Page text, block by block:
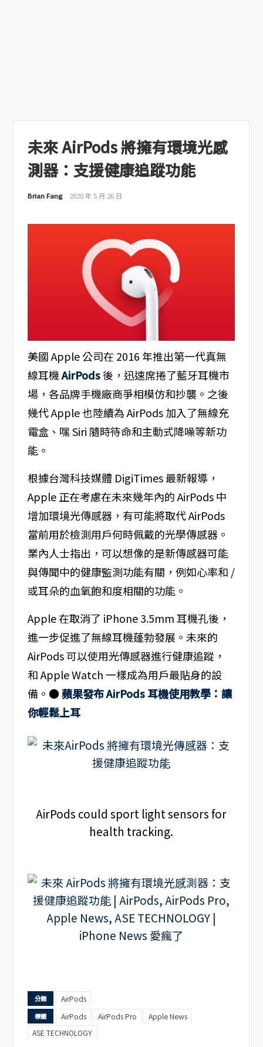
未來 AirPods 將擁有環境光感
測器：支援健康追蹤功能
Brian Fang 2020 年 5 月 26 日
美國 Apple 公司在 2016 年推出第一代真無
線耳機AirPods後，迅速席捲了藍牙耳機市
場，各品牌手機廠商爭相模仿和抄襲。之後
幾代 Apple 也陸續為 AirPods 加入了無線充
電盒、嘿 Siri 隨時待命和主動式降噪等新功
能。
根據台灣科技媒體 DigiTimes 最新報導，
Apple 正在考慮在未來幾年內的 AirPods 中
增加環境光傳感器，有可能將取代 AirPods
當前用於檢測用戶何時佩戴的光學傳感器。
業內人士指出，可以想像的是新傳感器可能
與傳聞中的健康監測功能有關，例如心率和 /
或耳朵的血氧飽和度相關的功能。
Apple 在取消了 iPhone 3.5mm 耳機孔後，
進一步促進了無線耳機蓬勃發展。未來的
AirPods 可以使用光傳感器進行健康追蹤，
和 Apple Watch 一樣成為用戶最貼身的設
備。●蘋果發布 AirPods 耳機使用教學：讓
你輕鬆上耳
AirPods could sport light sensors for
health tracking.
分類 AirPods
標籤 AirPods AirPods Pro
Apple News
ASE TECHNOLOGY